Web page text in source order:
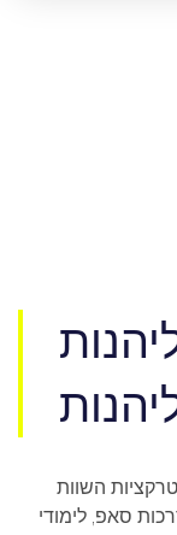
השוות
סאפ, לימודי